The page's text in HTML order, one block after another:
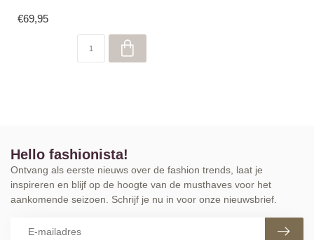
€69,95
Hello fashionista!
Ontvang als eerste nieuws over de fashion trends, laat je
inspireren en blijf op de hoogte van de musthaves voor het
aankomende seizoen. Schrijf je nu in voor onze nieuwsbrief.